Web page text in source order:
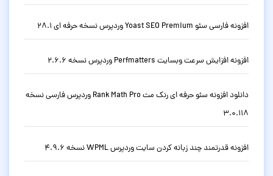
افزونه فارسی سئو Yoast SEO Premium وردپرس نسخه حرفه ای 28.1
افزونه افزایش سرعت وبسایت Perfmatters وردپرس نسخه 2.6.6
دانلود افزونه سئو حرفه ای رنک مث Rank Math Pro وردپرس فارسی نسخه
3.0.118
افزونه قدرتمند چند زبانه کردن سایت وردپرس WPML نسخه 4.9.6